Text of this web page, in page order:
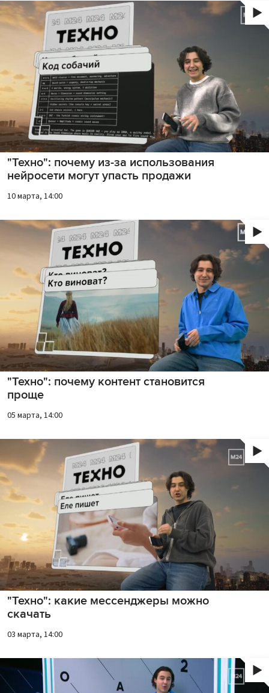
"Техно": почему из-за использования
нейросети могут упасть продажи
10 марта, 14:00
"Техно": почему контент становится
проще
05 марта, 14:00
"Техно": какие мессенджеры можно
скачать
03 марта, 14:00